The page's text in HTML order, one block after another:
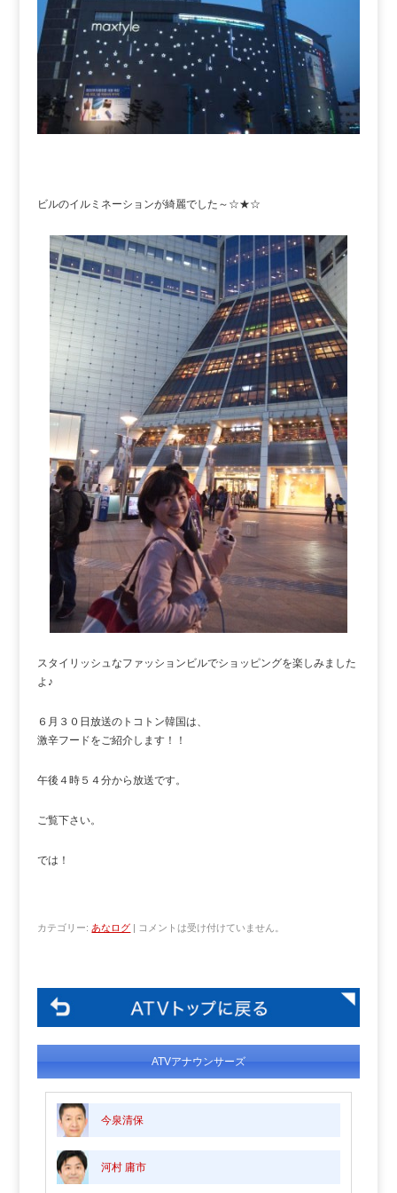
ビルのイルミネーションが綺麗でした～☆★☆
スタイリッシュなファッションビルでショッピングを楽しみました
よ♪
６月３０日放送のトコトン韓国は、
激辛フードをご紹介します！！
午後４時５４分から放送です。
ご覧下さい。
では！
カテゴリー: あなログ コメントは受け付けていません。
ATVアナウンサーズ
今泉清保
河村 庸市